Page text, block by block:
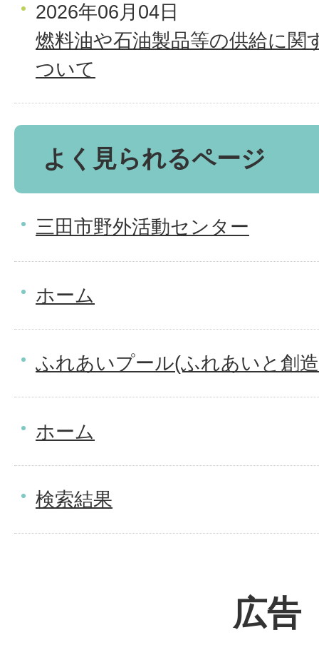
2026年06月04日
燃料油や石油製品等の供給に関
ついて
よく見られるページ
三田市野外活動センター
ホーム
ふれあいプール(ふれあいと創
ホーム
検索結果
広告